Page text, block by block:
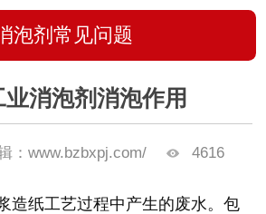
泡剂常见问题
消泡剂消泡作用
：www.bzbxpj.com/ 4616
纸工艺过程中产生的废水。包